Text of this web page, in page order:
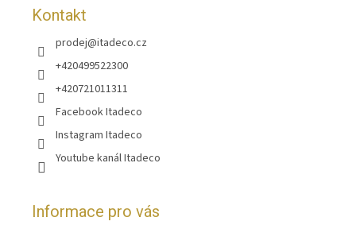
Kontakt
prodej@itadeco.cz
+420499522300
+420721011311
Facebook Itadeco
Instagram Itadeco
Youtube kanál Itadeco
Informace pro vás